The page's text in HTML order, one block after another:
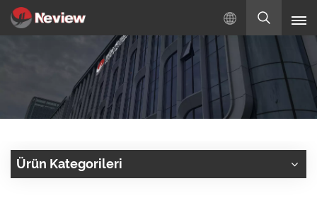
Türkçe
Русский
Español
Ürün Kategorileri